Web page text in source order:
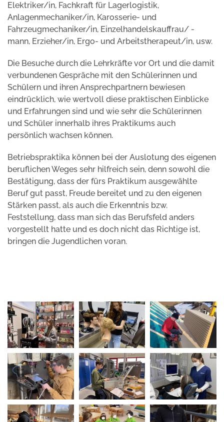
Elektriker/in, Fachkraft für Lagerlogistik,
Anlagenmechaniker/in, Karosserie- und
Fahrzeugmechaniker/in, Einzelhandelskauffrau/ -
mann, Erzieher/in, Ergo- und Arbeitstherapeut/in, usw.
Die Besuche durch die Lehrkräfte vor Ort und die damit
verbundenen Gespräche mit den Schülerinnen und
Schülern und ihren Ansprechpartnern bewiesen
eindrücklich, wie wertvoll diese praktischen Einblicke
und Erfahrungen sind und wie sehr die Schülerinnen
und Schüler innerhalb ihres Praktikums auch
persönlich wachsen können.
Betriebspraktika können bei der Auslotung des eigenen
beruflichen Weges sehr hilfreich sein, denn sowohl die
Bestätigung, dass der fürs Praktikum ausgewählte
Beruf gut passt, Freude bereitet und zu den eigenen
Stärken passt, als auch die Erkenntnis bzw.
Feststellung, dass man sich das Berufsfeld anders
vorgestellt hatte und es doch nicht das Richtige ist,
bringen die Jugendlichen voran.